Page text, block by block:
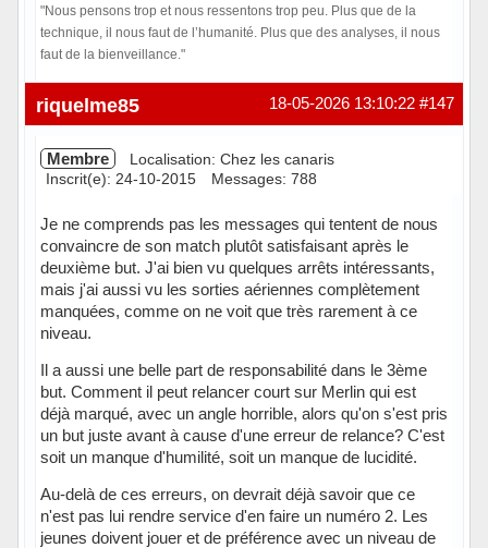
"Nous pensons trop et nous ressentons trop peu. Plus que de la
technique, il nous faut de l’humanité. Plus que des analyses, il nous
faut de la bienveillance."
Hors ligne #147
18-05-2026 13:10:22
riquelme85
Membre
Localisation: Chez les canaris
Inscrit(e): 24-10-2015
Messages: 788
Je ne comprends pas les messages qui tentent de nous
convaincre de son match plutôt satisfaisant après le
deuxième but. J'ai bien vu quelques arrêts intéressants,
mais j'ai aussi vu les sorties aériennes complètement
manquées, comme on ne voit que très rarement à ce
niveau.
Il a aussi une belle part de responsabilité dans le 3ème
but. Comment il peut relancer court sur Merlin qui est
déjà marqué, avec un angle horrible, alors qu'on s'est pris
un but juste avant à cause d'une erreur de relance? C'est
soit un manque d'humilité, soit un manque de lucidité.
Au-delà de ces erreurs, on devrait déjà savoir que ce
n'est pas lui rendre service d'en faire un numéro 2. Les
jeunes doivent jouer et de préférence avec un niveau de